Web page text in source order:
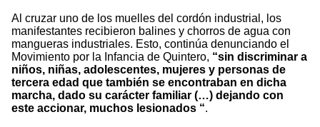
Al cruzar uno de los muelles del cordón industrial, los
manifestantes recibieron balines y chorros de agua con
mangueras industriales. Esto, continúa denunciando el
Movimiento por la Infancia de Quintero, “sin discriminar a
niños, niñas, adolescentes, mujeres y personas de
tercera edad que también se encontraban en dicha
marcha, dado su carácter familiar (…) dejando con
este accionar, muchos lesionados “.